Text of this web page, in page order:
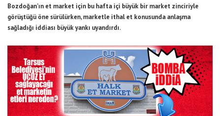
Bozdoğan’ın et market için bu hafta içi büyük bir market zinciriyle
görüştüğü öne sürülürken, marketle ithal et konusunda anlaşma
sağladığı iddiası büyük yankı uyandırdı.